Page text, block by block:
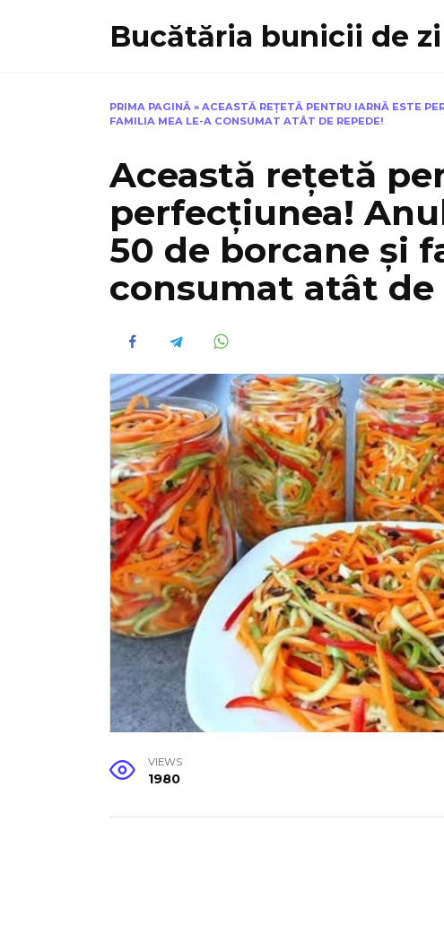
Bucătăria bunicii de
PRIMA PAGINĂ » ACEASTĂ REȚETĂ PENTRU IARNĂ ESTE
FAMILIA MEA LE-A CONSUMAT ATÂT DE REPEDE!
Această rețetă
perfecțiunea!
50 de borcane și
consumat atât de
VIEWS
1980